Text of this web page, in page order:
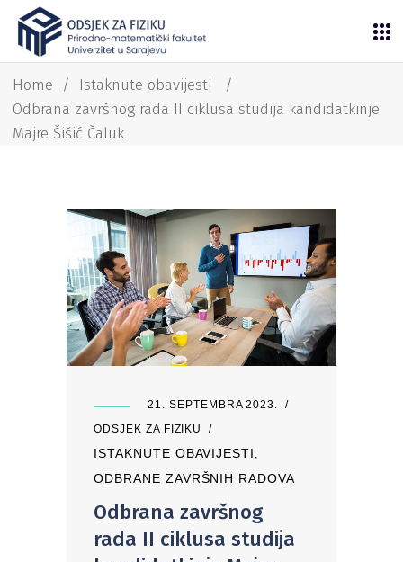
Home / Istaknute obavijesti
/
Odbrana završnog rada II ciklusa studija kandidatkinje
Majre Šišić Čaluk
21. SEPTEMBRA 2023.
ODSJEK ZA FIZIKU
ISTAKNUTE OBAVIJESTI ,
ODBRANE ZAVRŠNIH RADOVA
Odbrana završnog
rada II ciklusa studija